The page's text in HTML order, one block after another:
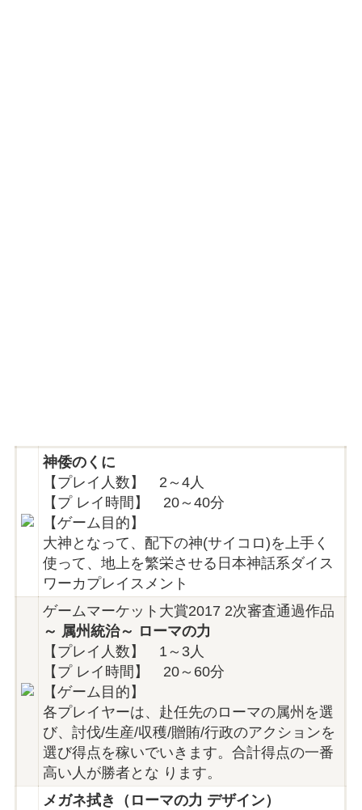
神倭のくに
【プレイ人数】 2～4人
【プ レイ時間】 20～40分
【ゲーム目的】
大神となって、配下の神(サイコロ)を上手く
使って、地上を繁栄させる日本神話系ダイス
ワーカプレイスメント
ゲームマーケット大賞2017 2次審査通過作品
～ 属州統治～ ローマの力
【プレイ人数】 1～3人
【プ レイ時間】 20～60分
【ゲーム目的】
各プレイヤーは、赴任先のローマの属州を選
び、討伐/生産/収穫/贈賄/行政のアクションを
選び得点を稼いでいきます。合計得点の一番
高い人が勝者とな ります。
メガネ拭き（ローマの力 デザイン）